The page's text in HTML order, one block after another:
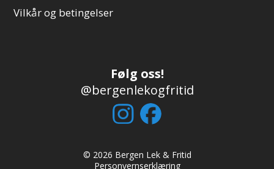
Vilkår og betingelser
Følg oss!
@bergenlekogfritid
© 2026 Bergen Lek & Fritid
Personvernserklæring